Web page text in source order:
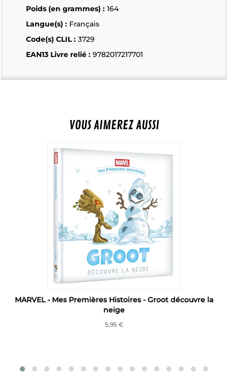
Poids (en grammes) : 164
Langue(s) : Français
Code(s) CLIL : 3729
EAN13 Livre relié : 9782017217701
VOUS AIMEREZ AUSSI
MARVEL - Mes Premières Histoires - Groot découvre la
neige
5,95 €